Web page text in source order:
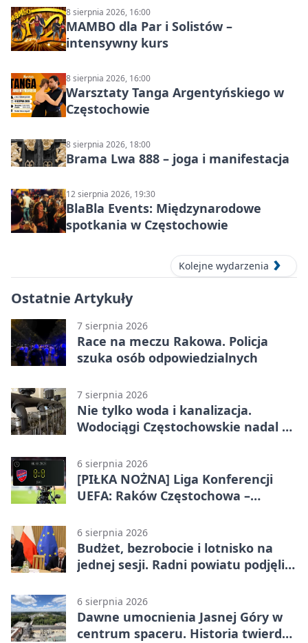
8 sierpnia 2026, 16:00
MAMBO dla Par i Solistów –
intensywny kurs
8 sierpnia 2026, 16:00
Warsztaty Tanga Argentyńskiego w
Częstochowie
8 sierpnia 2026, 18:00
Brama Lwa 888 – joga i manifestacja
12 sierpnia 2026, 19:30
BlaBla Events: Międzynarodowe
spotkania w Częstochowie
Kolejne wydarzenia
Ostatnie Artykuły
7 sierpnia 2026
Race na meczu Rakowa. Policja
szuka osób odpowiedzialnych
7 sierpnia 2026
Nie tylko woda i kanalizacja.
Wodociągi Częstochowskie nadal w
6 sierpnia 2026
[PIŁKA NOŻNA] Liga Konferencji
UEFA: Raków Częstochowa –
meczu III rundy eliminacji
6 sierpnia 2026
Budżet, bezrobocie i lotnisko na
jednej sesji. Radni powiatu podjęli
6 sierpnia 2026
Dawne umocnienia Jasnej Góry w
centrum spaceru. Historia twierdzy